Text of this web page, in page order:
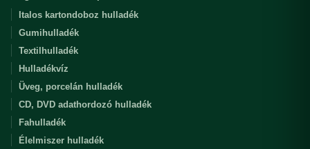
Italos kartondoboz hulladék
Gumihulladék
Textilhulladék
Hulladékvíz
Üveg, porcelán hulladék
CD, DVD adathordozó hulladék
Fahulladék
Élelmiszer hulladék